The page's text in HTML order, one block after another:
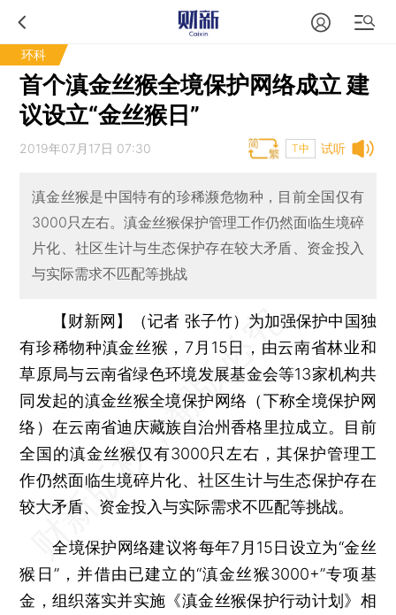
环科
首个滇金丝猴全境保护网络成立 建
议设立“金丝猴日”
试听
2019年07月17日 07:30 T中
滇金丝猴是中国特有的珍稀濒危物种，目前全国仅有
3000只左右。滇金丝猴保护管理工作仍然面临生境碎
片化、社区生计与生态保护存在较大矛盾、资金投入
与实际需求不匹配等挑战
【财新网】（记者 张子竹） 为加强保护中国独
有珍稀物种滇金丝猴，7月15日，由云南省林业和
草原局与云南省绿色环境发展基金会等13家机构共
同发起的滇金丝猴全境保护网络（下称全境保护网
络）在云南省迪庆藏族自治州香格里拉成立。目前
全国的滇金丝猴仅有3000只左右，其保护管理工
作仍然面临生境碎片化、社区生计与生态保护存在
较大矛盾、资金投入与实际需求不匹配等挑战。
全境保护网络建议将每年7月15日设立为“金丝
猴日”，并借由已建立的“滇金丝猴3000+”专项基
金，组织落实并实施《滇金丝猴保护行动计划》相